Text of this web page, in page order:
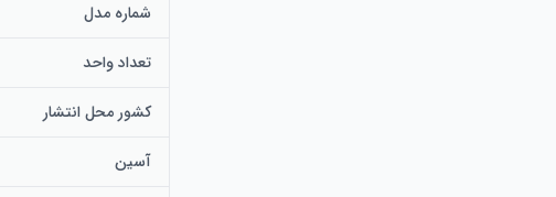
شماره مدل
تعداد واحد
کشور محل انتشار
آسین